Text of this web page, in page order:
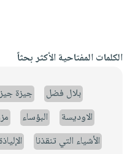
الكلمات المفتاحية الأكثر بحثاً
بلال فضل جيزة
الاوديسة
البؤساء
الأشياء التي تنقذنا
الإلياذة